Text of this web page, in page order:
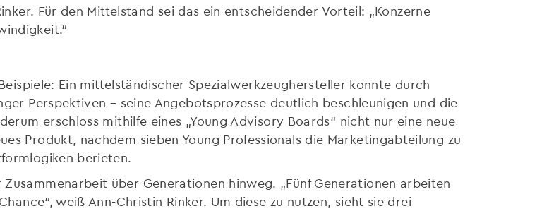
Für den Mittelstand sei das ein entscheidender Vorteil: „Konzerne
Ein mittelständischer Spezialwerkzeughersteller konnte durch
Perspektiven – seine Angebotsprozesse deutlich beschleunigen und die
erschloss mithilfe eines „Young Advisory Boards“ nicht nur eine neue
Produkt, nachdem sieben Young Professionals die Marketingabteilung zu
berieten.
über Generationen hinweg. „Fünf Generationen arbeiten
weiß Ann-Christin Rinker. Um diese zu nutzen, sieht sie drei